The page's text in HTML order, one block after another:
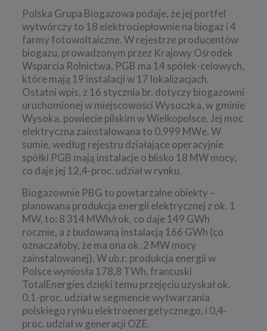
Polska Grupa Biogazowa podaje, że jej portfel
wytwórczy to 18 elektrociepłownie na biogaz i 4
farmy fotowoltaiczne. W rejestrze producentów
biogazu, prowadzonym przez Krajowy Ośrodek
Wsparcia Rolnictwa, PGB ma 14 spółek-celowych,
które mają 19 instalacji w 17 lokalizacjach.
Ostatni wpis, z 16 stycznia br. dotyczy biogazowni
uruchomionej w miejscowości Wysoczka, w gminie
Wysoka, powiecie pilskim w Wielkopolsce. Jej moc
elektryczna zainstalowana to 0,999 MWe. W
sumie, według rejestru działające operacyjnie
spółki PGB mają instalacje o blisko 18 MW mocy,
co daje jej 12,4-proc. udział w rynku.
Biogazownie PBG to powtarzalne obiekty –
planowana produkcja energii elektrycznej z ok. 1
MW, to: 8 314 MWh/rok, co daje 149 GWh
rocznie, a z budowaną instalacją 166 GWh (co
oznaczałoby, że ma ona ok. 2 MW mocy
zainstalowanej). W ub.r. produkcja energii w
Polsce wyniosła 178,8 TWh, francuski
TotalEnergies dzięki temu przejęciu uzyskał ok.
0,1-proc. udział w segmencie wytwarzania
polskiego rynku elektroenergetycznego, i 0,4-
proc. udział w generacji OZE.